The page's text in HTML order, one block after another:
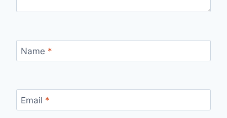
Name *
Email *